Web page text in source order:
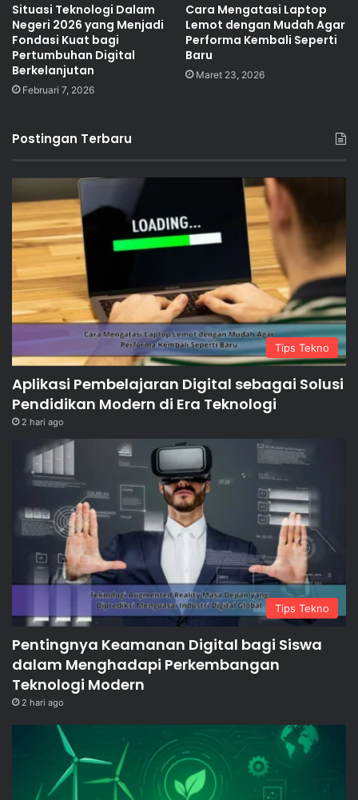
Situasi Teknologi Dalam
Negeri 2026 yang Menjadi
Fondasi Kuat bagi
Pertumbuhan Digital
Berkelanjutan
Februari 7, 2026
Cara Mengatasi Laptop
Lemot dengan Mudah Agar
Performa Kembali Seperti
Baru
Maret 23, 2026
Postingan Terbaru
Tips Tekno
Aplikasi Pembelajaran Digital sebagai Solusi
Pendidikan Modern di Era Teknologi
2 hari ago
Tips Tekno
Pentingnya Keamanan Digital bagi Siswa
dalam Menghadapi Perkembangan
Teknologi Modern
2 hari ago